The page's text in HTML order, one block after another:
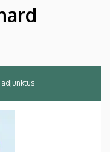
adjunktus